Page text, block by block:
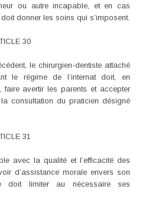
ou autre incapable, et en cas
donner les soins qui s’imposent.
30
le chirurgien-dentiste attaché
le régime de l’internat doit, en
faire avertir les parents et accepter
consultation du praticien désigné
31
avec la qualité et l’efficacité des
d’assistance morale envers son
doit limiter au nécessaire ses